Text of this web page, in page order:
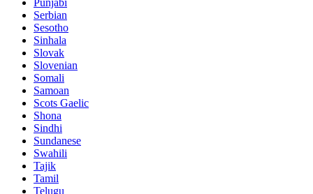
Serbian
Sesotho
Sinhala
Slovak
Slovenian
Somali
Samoan
Scots Gaelic
Shona
Sindhi
Sundanese
Swahili
Tajik
Tamil
Telugu